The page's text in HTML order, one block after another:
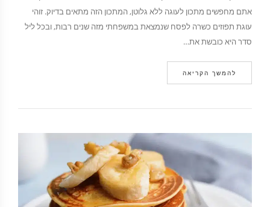
אתם מחפשים מתכון לעוגה ללא גלוטן, המתכון הזה מתאים בדיוק. זוהי
עוגת תפוזים כשרה לפסח שנמצאת במשפחתי מזה שנים רבות, ובכל ליל
סדר היא כובשת את…
להמשך הקריאה